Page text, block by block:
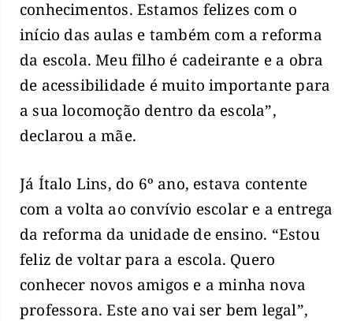
conhecimentos. Estamos felizes com o
início das aulas e também com a reforma
da escola. Meu filho é cadeirante e a obra
de acessibilidade é muito importante para
a sua locomoção dentro da escola”,
declarou a mãe.
Já Ítalo Lins, do 6º ano, estava contente
com a volta ao convívio escolar e a entrega
da reforma da unidade de ensino. “Estou
feliz de voltar para a escola. Quero
conhecer novos amigos e a minha nova
professora. Este ano vai ser bem legal”,